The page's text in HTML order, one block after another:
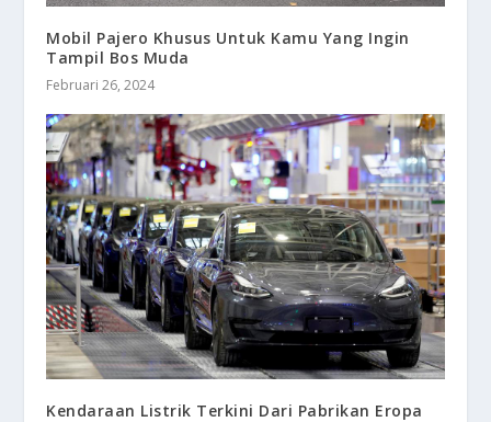
Mobil Pajero Khusus Untuk Kamu Yang Ingin
Tampil Bos Muda
Februari 26, 2024
Kendaraan Listrik Terkini Dari Pabrikan Eropa